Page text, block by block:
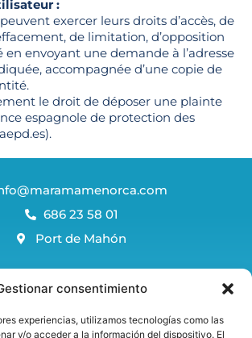
consentimiento
experiencias, utilizamos tecnologías como las
y/o acceder a la información del dispositivo. El
:
exercer leurs droits d’accès, de
de limitation, d’opposition
envoyant une demande à l’adresse
accompagnée d’une copie de
le droit de déposer une plainte
espagnole de protection des
686 23 58 01
Port de Mahón
de réservation et d'annulation